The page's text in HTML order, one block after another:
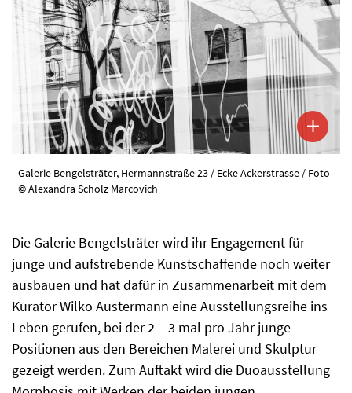
Galerie Bengelsträter, Hermannstraße 23 / Ecke Ackerstrasse / Foto
© Alexandra Scholz Marcovich
Die Galerie Bengelsträter wird ihr Engagement für
junge und aufstrebende Kunstschaffende noch weiter
ausbauen und hat dafür in Zusammenarbeit mit dem
Kurator Wilko Austermann eine Ausstellungsreihe ins
Leben gerufen, bei der 2 – 3 mal pro Jahr junge
Positionen aus den Bereichen Malerei und Skulptur
gezeigt werden. Zum Auftakt wird die Duoausstellung